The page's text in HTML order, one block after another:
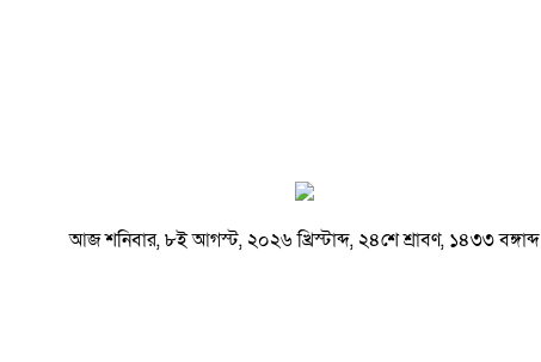
আজ শনিবার, ৮ই আগস্ট, ২০২৬ খ্রিস্টাব্দ, ২৪শে শ্রাবণ, ১৪৩৩ বঙ্গাব্দ